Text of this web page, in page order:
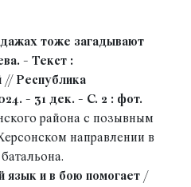
тоже загадывают
- Текст :
// Республика
- 31 дек. - С. 2 : фот.
района с позывным
направлении в
язык и в бою помогает /